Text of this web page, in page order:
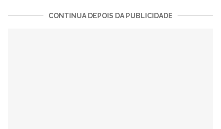
CONTINUA DEPOIS DA PUBLICIDADE